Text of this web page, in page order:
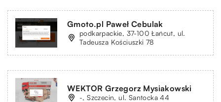
Gmoto.pl Paweł Cebulak
podkarpackie, 37-100 Łańcut, ul.
Tadeusza Kościuszki 78
WEKTOR Grzegorz Mysiakowski
-, Szczecin, ul. Santocka 44